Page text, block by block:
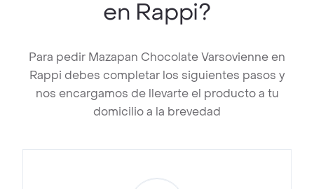
en Rappi?
Para pedir Mazapan Chocolate Varsovienne en
Rappi debes completar los siguientes pasos y
nos encargamos de llevarte el producto a tu
domicilio a la brevedad